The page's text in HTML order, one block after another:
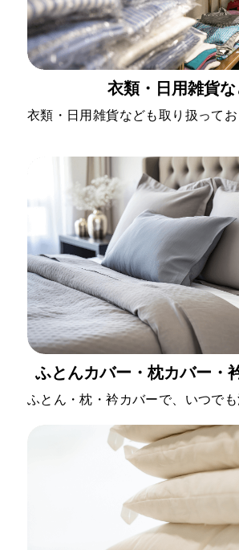
衣類・日用雑貨
衣類・日用雑貨なども取り扱ってお
ふとんカバー・枕カバー・
ふとん・枕・衿カバーで、いつで